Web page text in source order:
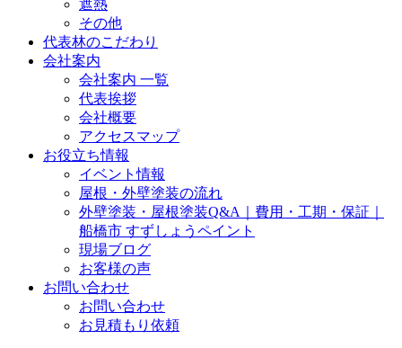
遮熱
その他
代表林のこだわり
会社案内
会社案内 一覧
代表挨拶
会社概要
アクセスマップ
お役立ち情報
イベント情報
屋根・外壁塗装の流れ
外壁塗装・屋根塗装Q&A｜費用・工期・保証｜
船橋市 すずしょうペイント
現場ブログ
お客様の声
お問い合わせ
お問い合わせ
お見積もり依頼